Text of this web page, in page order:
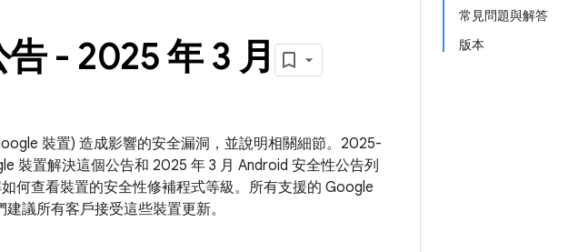
常見問題與解答
版本
- 2025 年 3 月
裝置) 造成影響的安全漏洞，並說明相關細節。2025-
裝置解決這個公告和 2025 年 3 月 Android 安全性公告列
如何查看裝置的安全性修補程式等級。所有支援的 Google
議所有客戶接受這些裝置更新。